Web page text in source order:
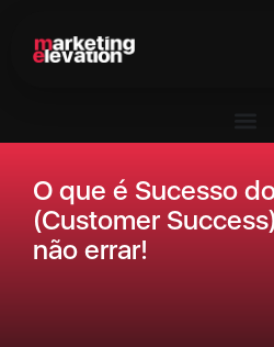
O que é Sucesso
(Customer
não errar!